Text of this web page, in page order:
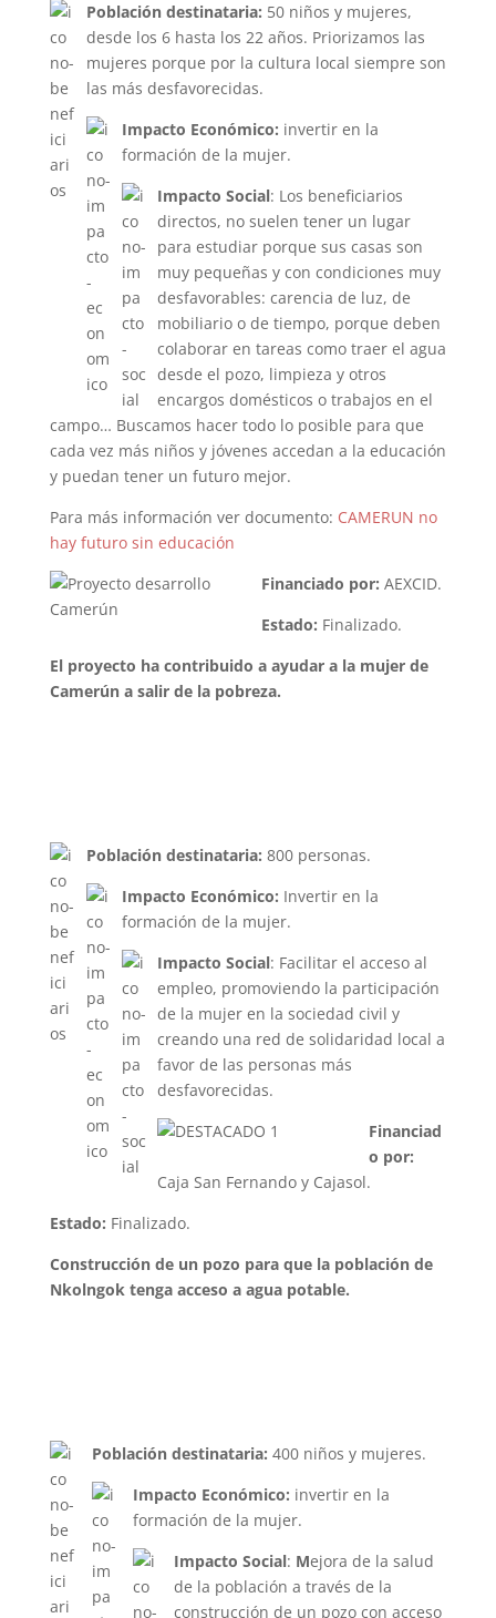
Población destinataria: 50 niños y mujeres,
desde los 6 hasta los 22 años. Priorizamos las
mujeres porque por la cultura local siempre son
las más desfavorecidas.
Impacto Económico: invertir en la
formación de la mujer.
Impacto Social: Los beneficiarios
directos, no suelen tener un lugar
para estudiar porque sus casas son
muy pequeñas y con condiciones muy
desfavorables: carencia de luz, de
mobiliario o de tiempo, porque deben
colaborar en tareas como traer el agua
desde el pozo, limpieza y otros
encargos domésticos o trabajos en el
campo… Buscamos hacer todo lo posible para que
cada vez más niños y jóvenes accedan a la educación
y puedan tener un futuro mejor.
Para más información ver documento: CAMERUN no
hay futuro sin educación
Financiado por: AEXCID.
Estado: Finalizado.
El proyecto ha contribuido a ayudar a la mujer de
Camerún a salir de la pobreza.
Población destinataria: 800 personas.
Impacto Económico: Invertir en la
formación de la mujer.
Impacto Social: Facilitar el acceso al
empleo, promoviendo la participación
de la mujer en la sociedad civil y
creando una red de solidaridad local a
favor de las personas más
desfavorecidas.
Financiad
o por:
Caja San Fernando y Cajasol.
Estado: Finalizado.
Construcción de un pozo para que la población de
Nkolngok tenga acceso a agua potable.
Población destinataria: 400 niños y mujeres.
Impacto Económico: invertir en la
formación de la mujer.
Impacto Social: Mejora de la salud
de la población a través de la
construcción de un pozo con acceso